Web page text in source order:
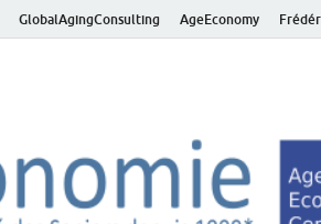
GlobalAgingConsulting AgeEconomy